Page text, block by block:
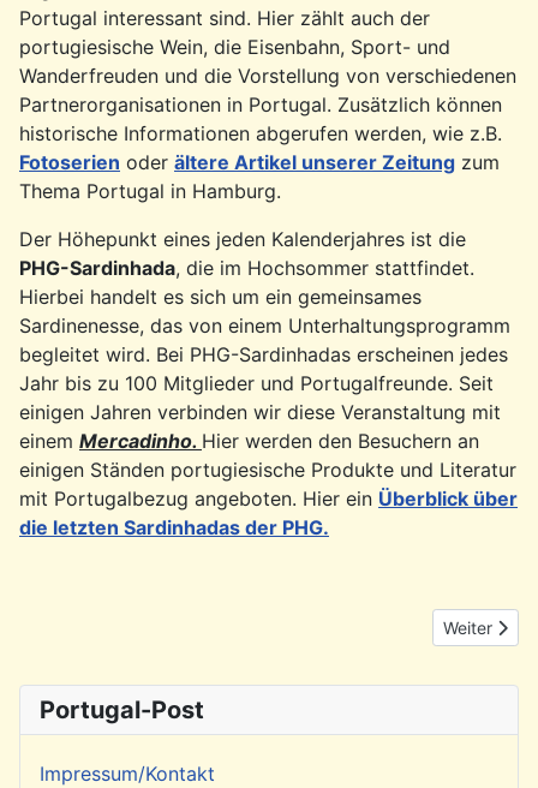
Portugal interessant sind. Hier zählt auch der
portugiesische Wein, die Eisenbahn, Sport- und
Wanderfreuden und die Vorstellung von verschiedenen
Partnerorganisationen in Portugal. Zusätzlich können
historische Informationen abgerufen werden, wie z.B.
Fotoserien oder ältere Artikel unserer Zeitung zum
Thema Portugal in Hamburg.
Der Höhepunkt eines jeden Kalenderjahres ist die
PHG-Sardinhada, die im Hochsommer stattfindet.
Hierbei handelt es sich um ein gemeinsames
Sardinenesse, das von einem Unterhaltungsprogramm
begleitet wird. Bei PHG-Sardinhadas erscheinen jedes
Jahr bis zu 100 Mitglieder und Portugalfreunde. Seit
einigen Jahren verbinden wir diese Veranstaltung mit
einem Mercadinho. Hier werden den Besuchern an
einigen Ständen portugiesische Produkte und Literatur
mit Portugalbezug angeboten. Hier ein Überblick über
die letzten Sardinhadas der PHG.
Nächster
Weiter
Portugal-Post
Impressum/Kontakt